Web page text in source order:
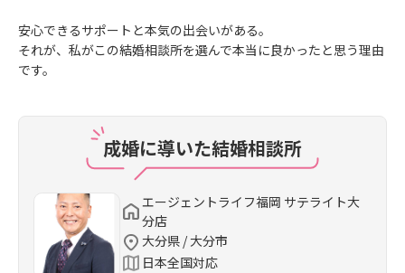
安心できるサポートと本気の出会いがある。
それが、私がこの結婚相談所を選んで本当に良かったと思う理由
です。
成婚に導いた結婚相談所
エージェントライフ福岡 サテライト大
分店
大分県 / 大分市
日本全国対応